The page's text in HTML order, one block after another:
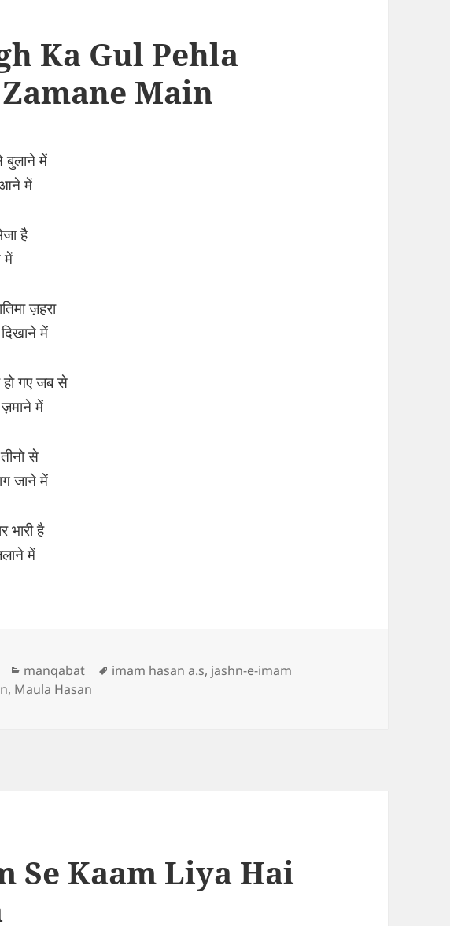
Ka Gul Pehla
Main
बुलाने में
आने में
है
में
ज़हरा
में
गए जब से
में
से
जाने में
भारी है
में
Categories
manqabat Tags
imam hasan a.s, jashn-e-imam
, Maula Hasan
Se Kaam Liya Hai